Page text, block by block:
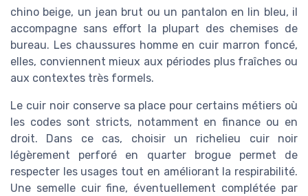
chino beige, un jean brut ou un pantalon en lin bleu, il
accompagne sans effort la plupart des chemises de
bureau. Les chaussures homme en cuir marron foncé,
elles, conviennent mieux aux périodes plus fraîches ou
aux contextes très formels.
Le cuir noir conserve sa place pour certains métiers où
les codes sont stricts, notamment en finance ou en
droit. Dans ce cas, choisir un richelieu cuir noir
légèrement perforé en quarter brogue permet de
respecter les usages tout en améliorant la respirabilité.
Une semelle cuir fine, éventuellement complétée par